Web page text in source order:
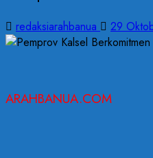
redaksiarahbanua 29
ARAHBANUA.COM